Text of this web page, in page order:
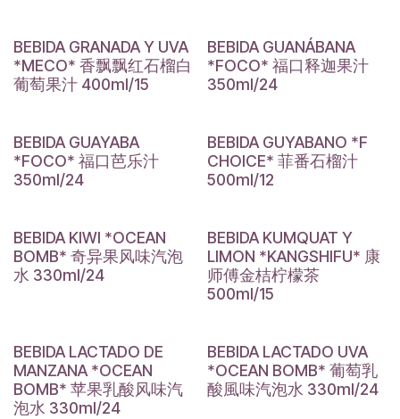
BEBIDA GRANADA Y UVA
*MECO* 香飘飘红石榴白
葡萄果汁 400ml/15
BEBIDA GUANÁBANA
*FOCO* 福口释迦果汁
350ml/24
BEBIDA GUAYABA
*FOCO* 福口芭乐汁
350ml/24
BEBIDA GUYABANO *F
CHOICE* 菲番石榴汁
500ml/12
BEBIDA KIWI *OCEAN
BOMB* 奇异果风味汽泡
水 330ml/24
BEBIDA KUMQUAT Y
LIMON *KANGSHIFU* 康
师傅金桔柠檬茶
500ml/15
BEBIDA LACTADO DE
MANZANA *OCEAN
BOMB* 苹果乳酸风味汽
泡水 330ml/24
BEBIDA LACTADO UVA
*OCEAN BOMB* 葡萄乳
酸風味汽泡水 330ml/24